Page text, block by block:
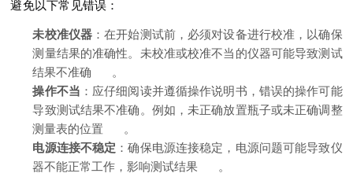
避免以下常见错误：
未校准仪器 ：在开始测试前，必须对设备进行校准，以确保
测量结果的准确性。未校准或校准不当的仪器可能导致测试
结果不准确
。
操作不当 ：应仔细阅读并遵循操作说明书，错误的操作可能
导致测试结果不准确。例如，未正确放置瓶子或未正确调整
测量表的位置
。
电源连接不稳定 ：确保电源连接稳定，电源问题可能导致仪
器不能正常工作，影响测试结果
。